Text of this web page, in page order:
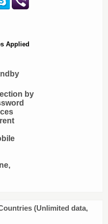
Applied
by
(Unlimited data,